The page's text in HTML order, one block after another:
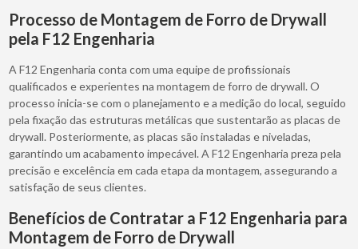
Processo de Montagem de Forro de Drywall
pela F12 Engenharia
A F12 Engenharia conta com uma equipe de profissionais
qualificados e experientes na montagem de forro de drywall. O
processo inicia-se com o planejamento e a medição do local, seguido
pela fixação das estruturas metálicas que sustentarão as placas de
drywall. Posteriormente, as placas são instaladas e niveladas,
garantindo um acabamento impecável. A F12 Engenharia preza pela
precisão e excelência em cada etapa da montagem, assegurando a
satisfação de seus clientes.
Benefícios de Contratar a F12 Engenharia para
Montagem de Forro de Drywall